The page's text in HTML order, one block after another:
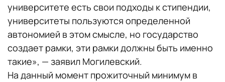
университете есть свои подходы к стипендии,
университеты пользуются определенной
автономией в этом смысле, но государство
создает рамки, эти рамки должны быть именно
такие», — заявил Могилевский.
На данный момент прожиточный минимум в